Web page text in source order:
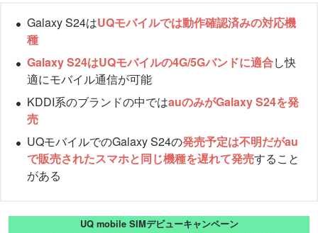
Galaxy S24はUQモバイルでは動作確認済みの対応機
種
Galaxy S24はUQモバイルの4G/5Gバンドに適合し快
適にモバイル通信が可能
KDDI系のブランドの中ではauのみがGalaxy S24を発
売
UQモバイルでのGalaxy S24の発売予定は不明だがau
で販売されたスマホと同じ機種を遅れて発売すること
がある
UQ mobile SIMデビューキャンペーン